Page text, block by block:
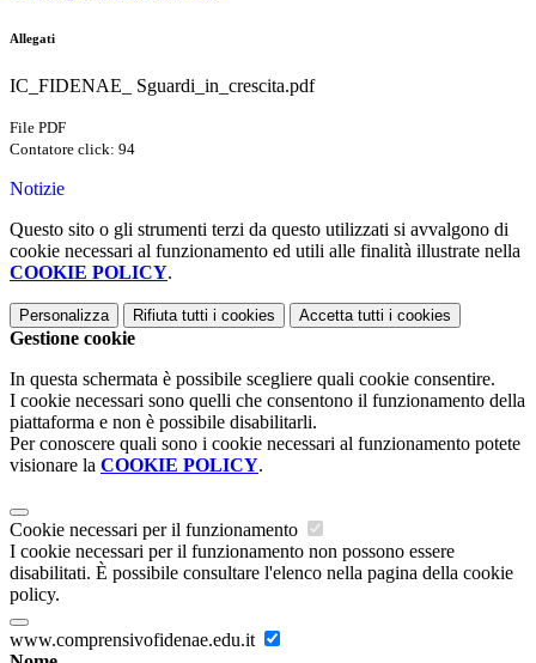
Allegati
IC_FIDENAE_ Sguardi_in_crescita.pdf
File PDF
Contatore click: 94
Notizie
Questo sito o gli strumenti terzi da questo utilizzati si avvalgono di
cookie necessari al funzionamento ed utili alle finalità illustrate nella
COOKIE POLICY.
Personalizza Rifiuta tutti i cookies Accetta tutti i cookies
Gestione cookie
In questa schermata è possibile scegliere quali cookie consentire.
I cookie necessari sono quelli che consentono il funzionamento della
piattaforma e non è possibile disabilitarli.
Per conoscere quali sono i cookie necessari al funzionamento potete
visionare la COOKIE POLICY.
Cookie necessari per il funzionamento
I cookie necessari per il funzionamento non possono essere
disabilitati. È possibile consultare l'elenco nella pagina della cookie
policy.
www.comprensivofidenae.edu.it